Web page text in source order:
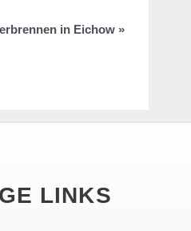
in Eichow »
LINKS